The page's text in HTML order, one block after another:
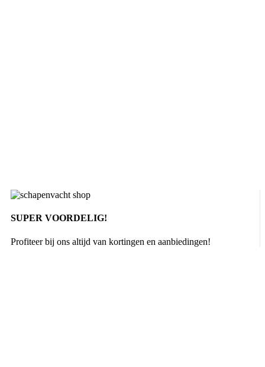
SUPER VOORDELIG!
Profiteer bij ons altijd van kortingen en aanbiedingen!